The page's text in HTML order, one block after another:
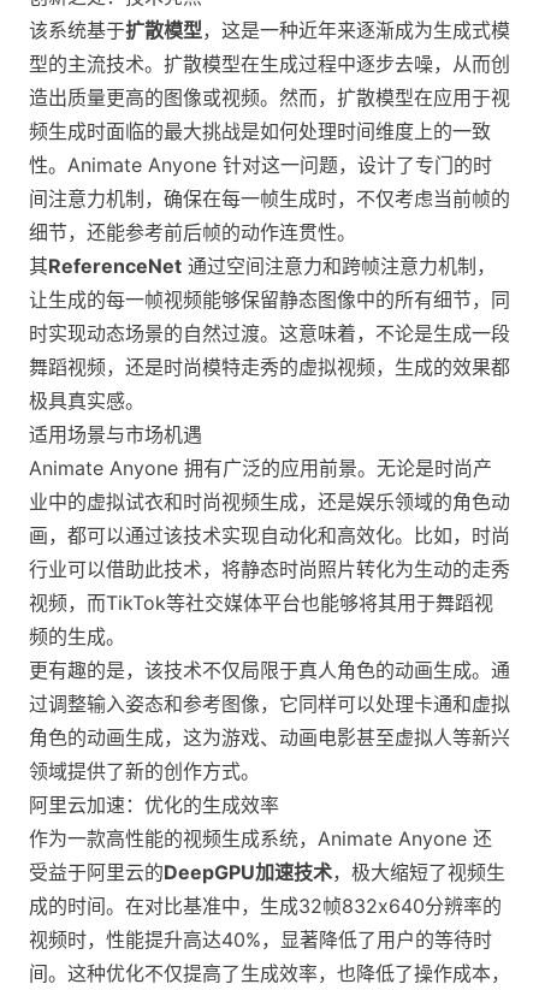
该系统基于扩散模型，这是一种近年来逐渐成为生成式模
型的主流技术。扩散模型在生成过程中逐步去噪，从而创
造出质量更高的图像或视频。然而，扩散模型在应用于视
频生成时面临的最大挑战是如何处理时间维度上的一致
性。Animate Anyone 针对这一问题，设计了专门的时
间注意力机制，确保在每一帧生成时，不仅考虑当前帧的
细节，还能参考前后帧的动作连贯性。
其ReferenceNet 通过空间注意力和跨帧注意力机制，
让生成的每一帧视频能够保留静态图像中的所有细节，同
时实现动态场景的自然过渡。这意味着，不论是生成一段
舞蹈视频，还是时尚模特走秀的虚拟视频，生成的效果都
极具真实感。
适用场景与市场机遇
Animate Anyone 拥有广泛的应用前景。无论是时尚产
业中的虚拟试衣和时尚视频生成，还是娱乐领域的角色动
画，都可以通过该技术实现自动化和高效化。比如，时尚
行业可以借助此技术，将静态时尚照片转化为生动的走秀
视频，而TikTok等社交媒体平台也能够将其用于舞蹈视
频的生成。
更有趣的是，该技术不仅局限于真人角色的动画生成。通
过调整输入姿态和参考图像，它同样可以处理卡通和虚拟
角色的动画生成，这为游戏、动画电影甚至虚拟人等新兴
领域提供了新的创作方式。
阿里云加速：优化的生成效率
作为一款高性能的视频生成系统，Animate Anyone 还
受益于阿里云的DeepGPU加速技术，极大缩短了视频生
成的时间。在对比基准中，生成32帧832x640分辨率的
视频时，性能提升高达40%，显著降低了用户的等待时
间。这种优化不仅提高了生成效率，也降低了操作成本，